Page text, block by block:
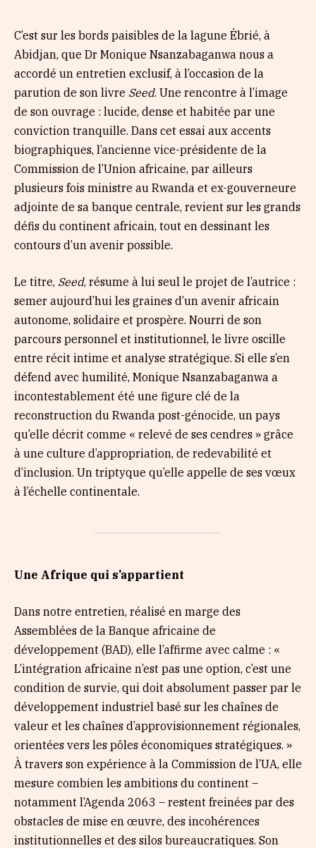
C’est sur les bords paisibles de la lagune Ébrié, à
Abidjan, que Dr Monique Nsanzabaganwa nous a
accordé un entretien exclusif, à l’occasion de la
parution de son livre Seed. Une rencontre à l’image
de son ouvrage : lucide, dense et habitée par une
conviction tranquille. Dans cet essai aux accents
biographiques, l’ancienne vice-présidente de la
Commission de l’Union africaine, par ailleurs
plusieurs fois ministre au Rwanda et ex-gouverneure
adjointe de sa banque centrale, revient sur les grands
défis du continent africain, tout en dessinant les
contours d’un avenir possible.
Le titre, Seed, résume à lui seul le projet de l’autrice :
semer aujourd’hui les graines d’un avenir africain
autonome, solidaire et prospère. Nourri de son
parcours personnel et institutionnel, le livre oscille
entre récit intime et analyse stratégique. Si elle s’en
défend avec humilité, Monique Nsanzabaganwa a
incontestablement été une figure clé de la
reconstruction du Rwanda post-génocide, un pays
qu’elle décrit comme « relevé de ses cendres » grâce
à une culture d’appropriation, de redevabilité et
d’inclusion. Un triptyque qu’elle appelle de ses vœux
à l’échelle continentale.
Une Afrique qui s’appartient
Dans notre entretien, réalisé en marge des
Assemblées de la Banque africaine de
développement (BAD), elle l’affirme avec calme : «
L’intégration africaine n’est pas une option, c’est une
condition de survie, qui doit absolument passer par le
développement industriel basé sur les chaînes de
valeur et les chaînes d’approvisionnement régionales,
orientées vers les pôles économiques stratégiques. »
À travers son expérience à la Commission de l’UA, elle
mesure combien les ambitions du continent –
notamment l’Agenda 2063 – restent freinées par des
obstacles de mise en œuvre, des incohérences
institutionnelles et des silos bureaucratiques. Son